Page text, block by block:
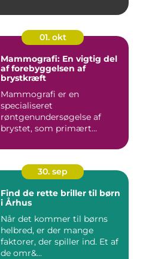
01. okt
Mammografi: En vigtig del
af forebyggelsen af
brystkræft
Mammografi er en
specialiseret
røntgenundersøgelse af
brystet, som primært
30. sep
Find de rette briller til børn
i Århus
Når det kommer til børns
helbred, er der mange
faktorer, der spiller ind. Et af
de omr&...